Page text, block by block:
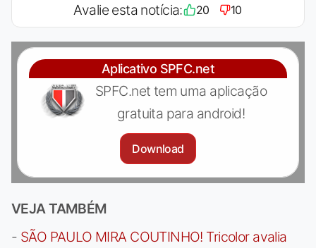
Avalie esta notícia: 20 10
Aplicativo SPFC.net
SPFC.net tem uma aplicação
gratuita para android!
Download
VEJA TAMBÉM
- SÃO PAULO MIRA COUTINHO! Tricolor avalia